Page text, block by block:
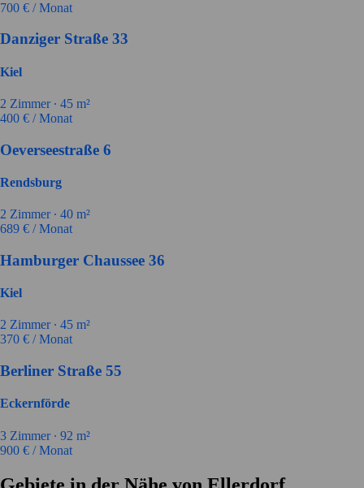
700 € / Monat
Danziger Straße 33
Kiel
2 Zimmer ∙ 45 m²
400 € / Monat
Oeverseestraße 6
Rendsburg
2 Zimmer ∙ 40 m²
689 € / Monat
Hamburger Chaussee 36
Kiel
2 Zimmer ∙ 45 m²
370 € / Monat
Berliner Straße 55
Eckernförde
3 Zimmer ∙ 92 m²
900 € / Monat